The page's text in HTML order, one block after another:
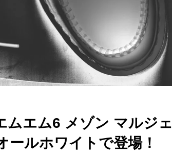
ムエム6 メゾン マルジェ
ルホワイトで登場！